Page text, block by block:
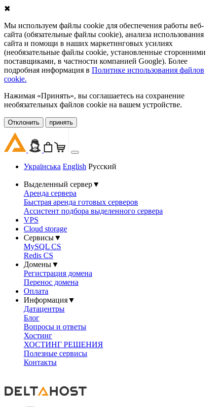
✖
Мы используем файлы cookie для обеспечения работы веб-
сайта (обязательные файлы cookie), анализа использования
сайта и помощи в наших маркетинговых усилиях
(необязательные файлы cookie, установленные сторонними
поставщиками, в частности компанией Google). Более
подробная информация в Политике использования файлов
cookie.
Нажимая «Принять», вы соглашаетесь на сохранение
необязательных файлов cookie на вашем устройстве.
Oтклонить принять
Українська English Русский
Выделенный сервер▼
Аренда сервера
Быстрая аренда готовых серверов
Ассистент подбора выделенного сервера
VPS
Cloud storage
Сервисы▼
MySQL CS
Redis CS
Домены▼
Регистрация домена
Перенос домена
Оплата
Информация▼
Датацентры
Блог
Вопросы и ответы
Хостинг
ХОСТИНГ РЕШЕНИЯ
Полезные сервисы
Контакты